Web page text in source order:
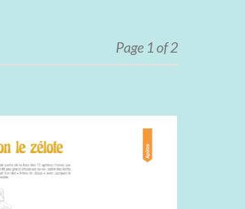
Page 1 of 2